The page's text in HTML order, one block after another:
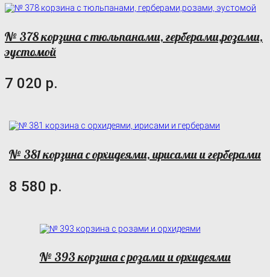
№ 378 корзина с тюльпанами, герберами,розами,
эустомой
7 020 р.
№ 381 корзина с орхидеями, ирисами и герберами
8 580 р.
№ 393 корзина с розами и орхидеями